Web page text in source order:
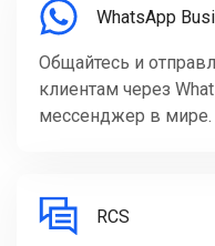
WhatsApp
Общайтесь и
клиентам через
мессенджер в мире.
RCS